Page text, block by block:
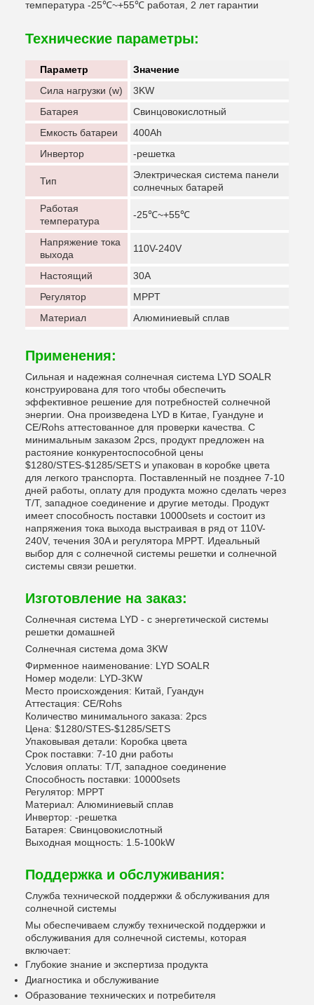
температура -25℃~+55℃ работая, 2 лет гарантии
Технические параметры:
Параметр
Значение
Сила нагрузки (w)
3KW
Батарея
Свинцовокислотный
Емкость батареи
400Ah
Инвертор
-решетка
Тип
Электрическая система панели
солнечных батарей
Работая
температура
-25℃~+55℃
Напряжение тока
выхода
110V-240V
Настоящий
30A
Регулятор
MPPT
Материал
Алюминиевый сплав
Применения:
Сильная и надежная солнечная система LYD SOALR
конструирована для того чтобы обеспечить
эффективное решение для потребностей солнечной
энергии. Она произведена LYD в Китае, Гуандуне и
CE/Rohs аттестованное для проверки качества. С
минимальным заказом 2pcs, продукт предложен на
растояние конкурентоспособной цены
$1280/STES-$1285/SETS и упакован в коробке цвета
для легкого транспорта. Поставленный не позднее 7-10
дней работы, оплату для продукта можно сделать через
T/T, западное соединение и другие методы. Продукт
имеет способность поставки 10000sets и состоит из
напряжения тока выхода выстраивая в ряд от 110V-
240V, течения 30A и регулятора MPPT. Идеальный
выбор для с солнечной системы решетки и солнечной
системы связи решетки.
Изготовление на заказ:
Солнечная система LYD - с энергетической системы
решетки домашней
Солнечная система дома 3KW
Фирменное наименование: LYD SOALR
Номер модели: LYD-3KW
Место происхождения: Китай, Гуандун
Аттестация: CE/Rohs
Количество минимального заказа: 2pcs
Цена: $1280/STES-$1285/SETS
Упаковывая детали: Коробка цвета
Срок поставки: 7-10 дни работы
Условия оплаты: T/T, западное соединение
Способность поставки: 10000sets
Регулятор: MPPT
Материал: Алюминиевый сплав
Инвертор: -решетка
Батарея: Свинцовокислотный
Выходная мощность: 1.5-100kW
Поддержка и обслуживания:
Служба технической поддержки & обслуживания для
солнечной системы
Мы обеспечиваем службу технической поддержки и
обслуживания для солнечной системы, которая
включает:
Глубокие знание и экспертиза продукта
Диагностика и обслуживание
Образование технических и потребителя